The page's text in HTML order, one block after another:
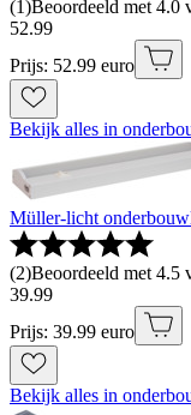
(1)Beoordeeld met 4.0
52.99
Prijs: 52.99 euro
Bekijk alles in
Müller-licht
(2)Beoordeeld met 4.5
39.99
Prijs: 39.99 euro
Bekijk alles in